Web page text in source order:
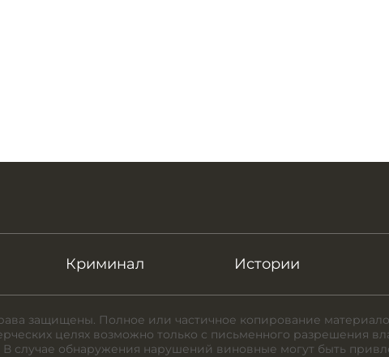
Криминал Истории
защищены. Полное или частичное копирование
целях возможно только с письменного разрешения
В случае обнаружения нарушений виновные могут быть